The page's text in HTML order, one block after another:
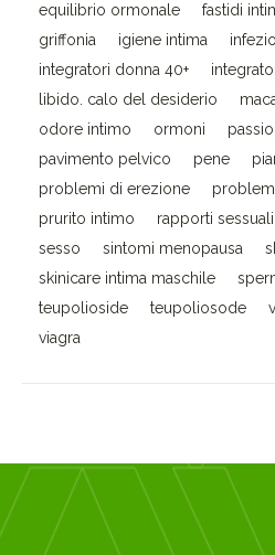
equilibrio ormonale
fastidi
griffonia
igiene intima
integratori donna 40+
libido. calo del desiderio
odore intimo
ormoni
pavimento pelvico
pene
problemi di erezione
prurito intimo
rapporti sessuali
sesso
sintomi menopausa
skinicare intima maschile
teupolioside
teupoliosode
viagra